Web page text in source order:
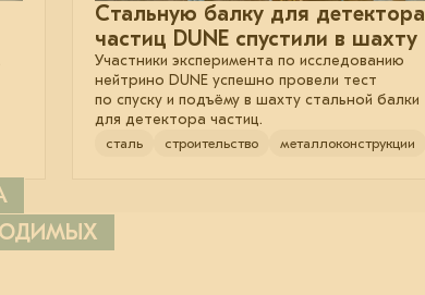
Стальную балку для детектора
частиц DUNE спустили в шахту
Участники эксперимента по исследованию
нейтрино DUNE успешно провели тест
по спуску и подъёму в шахту стальной балки
для детектора частиц.
сталь строительство металлоконструкции